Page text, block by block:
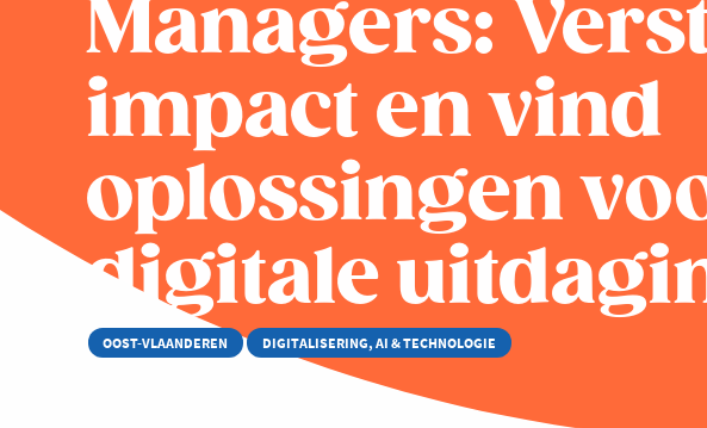
Managers:
impact en vind
oplossingen
digitale
OOST-VLAANDEREN DIGITALISERING, AI & TECHNOLOGIE